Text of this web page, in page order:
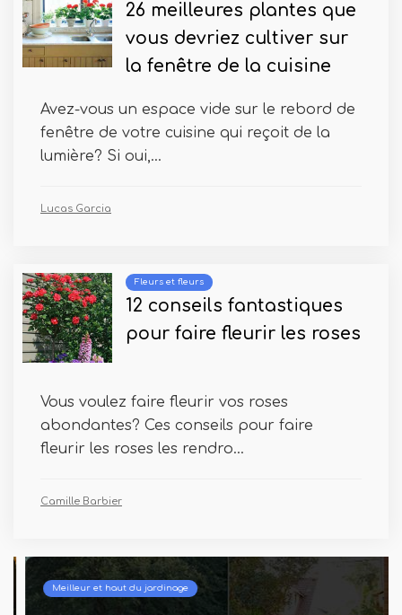
26 meilleures plantes que
vous devriez cultiver sur
la fenêtre de la cuisine
Avez-vous un espace vide sur le rebord de
fenêtre de votre cuisine qui reçoit de la
lumière? Si oui,...
Lucas Garcia
Fleurs et fleurs
12 conseils fantastiques
pour faire fleurir les roses
Vous voulez faire fleurir vos roses
abondantes? Ces conseils pour faire
fleurir les roses les rendro...
Camille Barbier
Meilleur et haut du jardinage